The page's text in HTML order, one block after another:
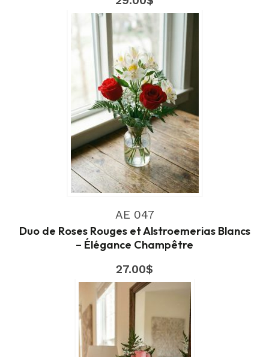
AE 047
Duo de Roses Rouges et Alstroemerias Blancs
– Élégance Champêtre
27.00$